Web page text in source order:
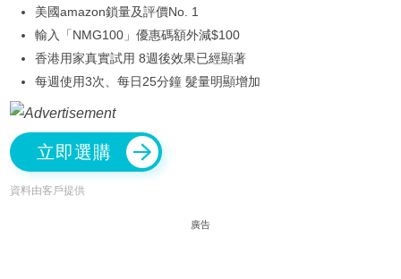
美國amazon鎖量及評價No. 1
輸入「NMG100」優惠碼額外減$100
香港用家真實試用 8週後效果已經顯著
每週使用3次、每日25分鐘 髮量明顯增加
立即選購
資料由客戶提供
廣告